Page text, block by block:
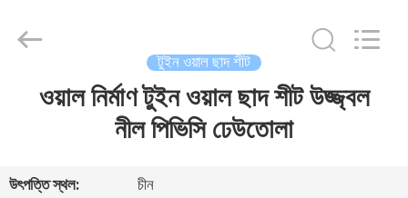
Building
Material
Reserved.
টুইন ওয়াল ছাদ শীট
ওয়াল নির্মাণ টুইন ওয়াল ছাদ শীট উজ্জ্বল
নীল পিভিসি ঢেউতোলা
উৎপত্তি স্থল:
চীন